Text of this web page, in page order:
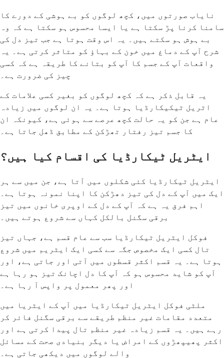
نایاب صورتوں میں، کچھ لوگوں کو بے ہوشی کے دورے کا
سامنا کرنا پڑ سکتا ہے یا ایسا محسوس ہو سکتا ہے کہ وہ
بے ہوش ہو سکتے ہیں۔ یہ اس وقت ہوتا ہے جب تیز دل کی
شرح آپ کے دماغ میں خون کے بہاؤ کو متاثر کرتی ہے۔ یہ
واقعات آپ کے جسم کا آپ کو بتانے کا طریقہ ہے کہ کسی
چیز کی ضرورت ہے۔
یہ قابل ذکر ہے کہ کچھ لوگوں کو بغیر کسی علامات کے
اٹریل ٹیکیکارڈیا ہوتا ہے۔ یہ ان لوگوں میں زیادہ
عام ہے جن کو یہ حالت کچھ عرصے سے ہوئی ہے، کیونکہ ان
کا جسم تیز رفتار تھڑکن کے مطابق ڈھل جاتا ہے۔
ایٹریل ٹیکارڈیا کی اقسام کیا ہیں؟
ایٹریل ٹیکارڈیا کئی شکلوں میں آتا ہے، جن میں سے ہر
ایک میں آپ کے دل کی تیز دھڑکن کا اپنا نمونہ ہوتا ہے۔
اہم فرق یہ ہے کہ آپ کے دل کے اوپری خانوں میں تیز
برقی سگنل بالکل کہاں سے شروع ہوتے ہیں۔
فوکل ایٹریل ٹیکارڈیا سب سے عام قسم ہے، جہاں تیز
تال کسی ایک مخصوص جگہ سے کسی ایک ایٹریم میں شروع
ہوتا ہے۔ یہ قسم اکثر قسطوں میں آتی اور جاتی ہے، اور
آپ کو شاید محسوس ہو کہ آپ کا دل اچانک تیز ہو رہا ہے
اور پھر معمول پر واپس آ رہا ہے۔
ملٹی فوکل ایٹریل ٹیکارڈیا میں آپ کے ایٹریا میں
متعدد مقامات غیر منظم طریقے سے برقی سگنل فائر کر
رہے ہیں۔ یہ قسم زیادہ غیر منظم تال پیدا کرتی ہے اور
اکثر پھیپھڑوں کے امراض یا دیگر بنیادی صحت کے مسائل
والے لوگوں میں دیکھی جاتی ہے۔